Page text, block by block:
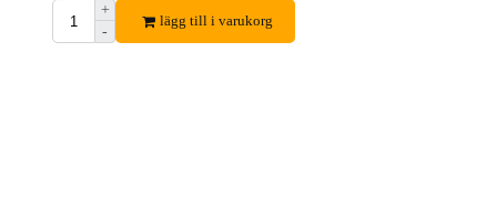
+
-
lägg till i varukorg